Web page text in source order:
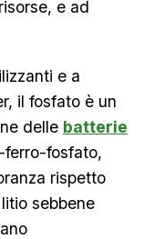
e ad
e a
il fosfato è un
delle batterie
ferro-fosfato,
rispetto
sebbene